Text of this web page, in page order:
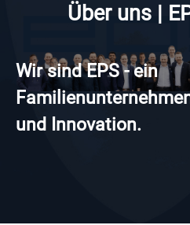
Über uns |
Wir sind EPS - ein
und Innovation.